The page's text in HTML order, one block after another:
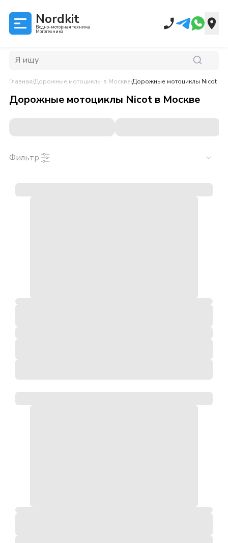
Nordkit
Водно-моторная техника
Мототехника
Главная/Дорожные мотоциклы в Москве/Дорожные мотоциклы Nicot
Дорожные мотоциклы Nicot в Москве
Фильтр